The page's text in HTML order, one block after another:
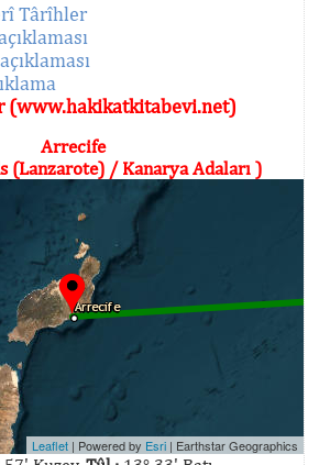
Târîhler
(www.hakikatkitabevi.net)
Arrecife
(Lanzarote) / Kanarya Adaları )
Leaflet | Powered by Esri | Earthstar Geographics